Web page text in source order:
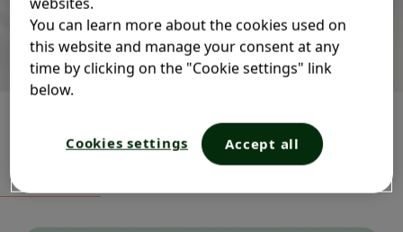
Bestsellers
Feminine
Body Wash Baby Wash
You can learn more about the cookies used on
this website and manage your consent at any
time by clicking on the "Cookie settings" link
below.
Cookies settings Accept all